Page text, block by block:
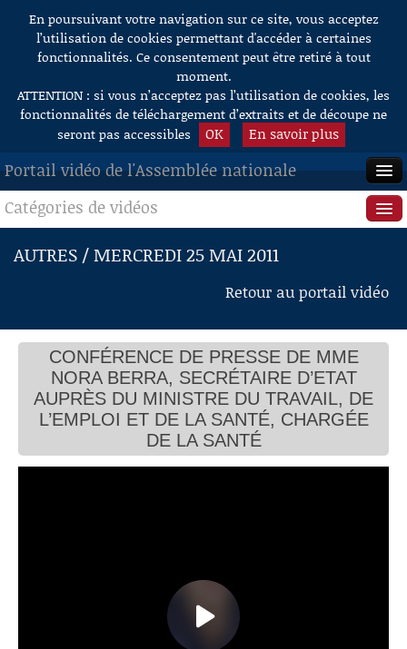
Aller au contenu
En poursuivant votre navigation sur ce site, vous acceptez
l’utilisation de cookies permettant d'accéder à certaines
fonctionnalités. Ce consentement peut être retiré à tout
moment.
ATTENTION : si vous n’acceptez pas l’utilisation de cookies, les
fonctionnalités de téléchargement d’extraits et de découpe ne
seront pas accessibles
OK En savoir plus
Portail vidéo de l'Assemblée nationale
ACCUEIL
EN DIRECT
RECHERCHE
AIDE À LA DÉCOUPE
DE VIDÉOS
Catégories de vidéos
Séance publique
Questions au Gouvernement
Commissions
Présidence
Évènements
Connaissance, Histoire
AUTRES / MERCREDI 25 MAI 2011
Retour au portail vidéo
CONFÉRENCE DE PRESSE DE MME
NORA BERRA, SECRÉTAIRE D’ETAT
AUPRÈS DU MINISTRE DU TRAVAIL, DE
L’EMPLOI ET DE LA SANTÉ, CHARGÉE
DE LA SANTÉ